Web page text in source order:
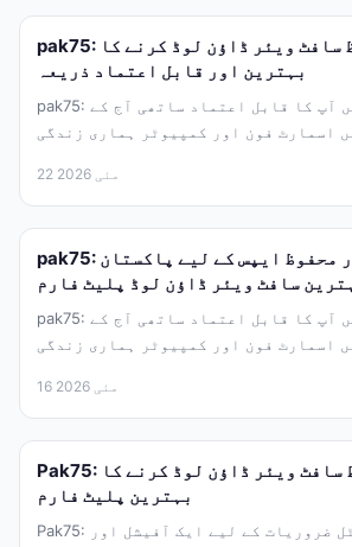
pak75: آفیشل اور محفوظ سافٹ ویئر ڈاؤن لوڈ کرنے کا
بہترین اور قابل اعتماد ذریعہ
pak75: ڈیجیٹل دنیا میں آپ کا قابل اعتماد ساتھی آج کے
22 مئی 2026
pak75: تمام آفیشل اور محفوظ ایپس کے لیے پاکستان
سافٹ ویئر ڈاؤن لوڈ پلیٹ فارم
pak75: ڈیجیٹل دنیا میں آپ کا قابل اعتماد ساتھی آج کے
16 مئی 2026
Pak75: آفیشل اور محفوظ سافٹ ویئر ڈاؤن لوڈ کرنے کا
بہترین پلیٹ فارم
Pak75: آپ کی تمام ڈیجیٹل ضروریات کے لیے ایک آفیشل اور